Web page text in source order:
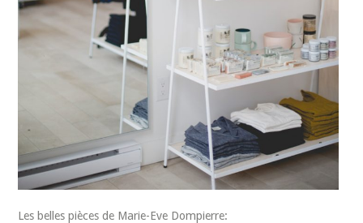
Les belles pièces de Marie-Eve Dompierre: